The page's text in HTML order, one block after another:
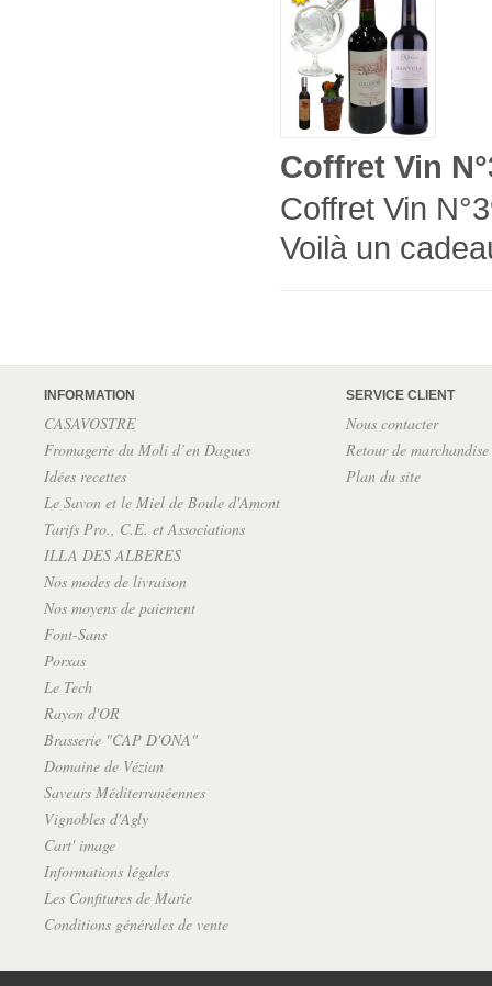
Coffret Vin
Coffret Vin
Voilà un
INFORMATION
CASAVOSTRE
Fromagerie du Moli d’en Dagues
Idées recettes
Le Savon et le Miel de Boule d'Amont
Tarifs Pro., C.E. et Associations
ILLA DES ALBERES
Nos modes de livraison
Nos moyens de paiement
Font-Sans
Porxas
Le Tech
Rayon d'OR
Brasserie "CAP D'ONA"
Domaine de Vézian
Saveurs Méditerranéennes
Vignobles d'Agly
Cart' image
Informations légales
Les Confitures de Marie
Conditions générales de vente
SERVICE CLIENT
Nous contacter
Retour de marchandise
Plan du site